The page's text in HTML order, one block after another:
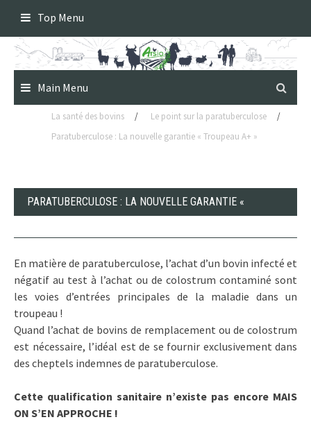
content
Top Menu
Main Menu
La santé des bovins / Le point sur la paratuberculose
/
Paratuberculose : La nouvelle garantie « Troupeau A+ »
PARATUBERCULOSE : LA NOUVELLE GARANTIE «
En matière de paratuberculose, l’achat d’un bovin infecté et
négatif au test à l’achat ou de colostrum contaminé sont
les voies d’entrées principales de la maladie dans un
troupeau !
Quand l’achat de bovins de remplacement ou de colostrum
est nécessaire, l’idéal est de se fournir exclusivement dans
des cheptels indemnes de paratuberculose.
Cette qualification sanitaire n’existe pas encore MAIS
ON S’EN APPROCHE !